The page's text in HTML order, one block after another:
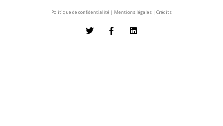
Politique de confidentialité | Mentions légales | Crédits